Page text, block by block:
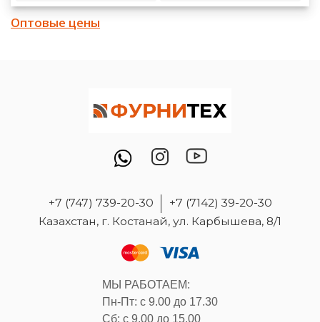
Оптовые цены
+7 (747) 739-20-30
+7 (7142) 39-20-30
Казахстан, г. Костанай, ул. Карбышева, 8/1
МЫ РАБОТАЕМ:
Пн-Пт: с 9.00 до 17.30
Сб: с 9.00 до 15.00